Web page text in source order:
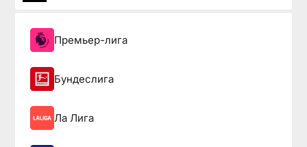
Премьер-лига
Бундеслига
Ла Лига